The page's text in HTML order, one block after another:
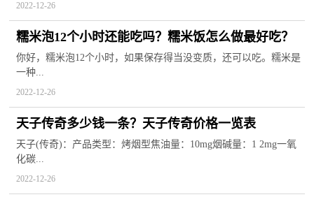
2022-12-26
糯米泡12个小时还能吃吗？糯米饭怎么做最好吃？
你好，糯米泡12个小时，如果保存得当没变质，还可以吃。糯米是
一种...
2022-12-26
天子传奇多少钱一条？天子传奇价格一览表
天子(传奇)：产品类型：烤烟型焦油量：10mg烟碱量：1 2mg一氧
化碳...
2022-12-26